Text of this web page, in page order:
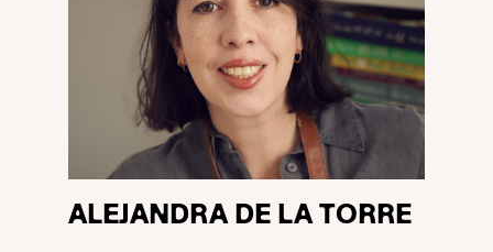
ALEJANDRA DE LA TORRE